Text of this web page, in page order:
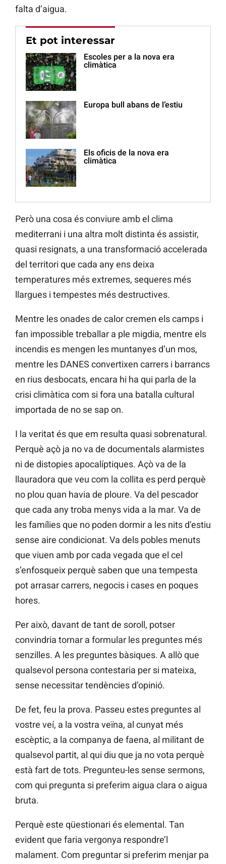
falta d’aigua.
Et pot interessar
Escoles per a la nova era
climàtica
Europa bull abans de l’estiu
Els oficis de la nova era
climàtica
Però una cosa és conviure amb el clima
mediterrani i una altra molt distinta és assistir,
quasi resignats, a una transformació accelerada
del territori que cada any ens deixa
temperatures més extremes, sequeres més
llargues i tempestes més destructives.
Mentre les onades de calor cremen els camps i
fan impossible treballar a ple migdia, mentre els
incendis es mengen les muntanyes d’un mos,
mentre les DANES convertixen carrers i barrancs
en rius desbocats, encara hi ha qui parla de la
crisi climàtica com si fora una batalla cultural
importada de no se sap on.
I la veritat és que em resulta quasi sobrenatural.
Perquè açò ja no va de documentals alarmistes
ni de distopies apocalíptiques. Açò va de la
llauradora que veu com la collita es perd perquè
no plou quan havia de ploure. Va del pescador
que cada any troba menys vida a la mar. Va de
les famílies que no poden dormir a les nits d’estiu
sense aire condicionat. Va dels pobles menuts
que viuen amb por cada vegada que el cel
s’enfosqueix perquè saben que una tempesta
pot arrasar carrers, negocis i cases en poques
hores.
Per això, davant de tant de soroll, potser
convindria tornar a formular les preguntes més
senzilles. A les preguntes bàsiques. A allò que
qualsevol persona contestaria per si mateixa,
sense necessitar tendències d’opinió.
De fet, feu la prova. Passeu estes preguntes al
vostre veí, a la vostra veïna, al cunyat més
escèptic, a la companya de faena, al militant de
qualsevol partit, al qui diu que ja no vota perquè
està fart de tots. Pregunteu-les sense sermons,
com qui pregunta si preferim aigua clara o aigua
bruta.
Perquè este qüestionari és elemental. Tan
evident que faria vergonya respondre’l
malament. Com preguntar si preferim menjar pa